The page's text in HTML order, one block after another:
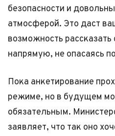
безопасности и
атмосферой. Это даст
возможность
напрямую, не опасаясь
Пока анкетирование
режиме, но в будущем
обязательным.
заявляет, что так оно